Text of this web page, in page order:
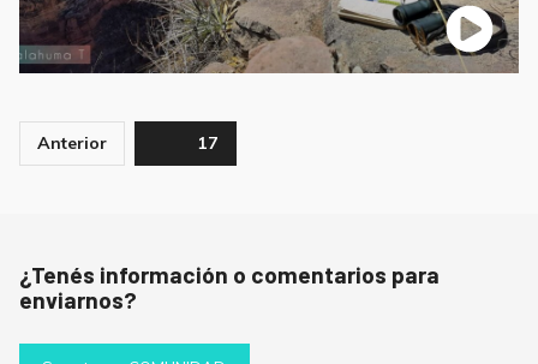
Paginación
de
Anterior Page17
¿Tenés información o comentarios para
enviarnos?